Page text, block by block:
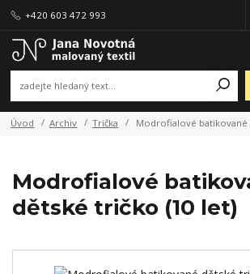
+420 603 472 993
Úvod Archiv Trička Modrofialové batikované
Modrofialové
dětské tričko (10 let)